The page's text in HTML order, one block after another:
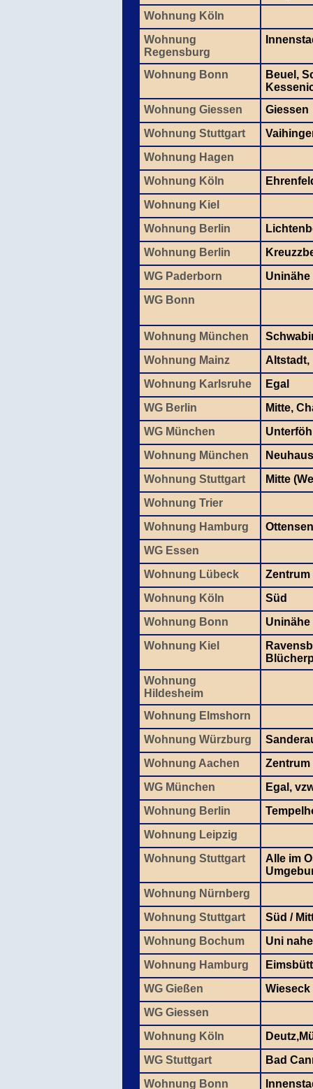
Wohnung Köln
Wohnung
Regensburg
Wohnung Bonn
Beuel,
Wohnung Giessen
Giessen
Wohnung Stuttgart
Wohnung Hagen
Wohnung Köln
Wohnung Kiel
Wohnung Berlin
Wohnung Berlin
WG Paderborn
Uninähe
WG Bonn
Wohnung München
Wohnung Mainz
Altstadt,
Wohnung Karlsruhe
Egal
WG Berlin
Mitte,
WG München
Wohnung München
Wohnung Stuttgart
Mitte
Wohnung Trier
Wohnung Hamburg
Ottensen
WG Essen
Wohnung Lübeck
Zentrum
Wohnung Köln
Süd
Wohnung Bonn
Uninähe
Wohnung Kiel
Wohnung
Hildesheim
Wohnung Elmshorn
Wohnung Würzburg
Wohnung Aachen
Zentrum
WG München
Egal,
Wohnung Berlin
Wohnung Leipzig
Wohnung Stuttgart
Alle im
Wohnung Nürnberg
Wohnung Stuttgart
Süd /
Wohnung Bochum
Uni nahe
Wohnung Hamburg
WG Gießen
Wieseck
WG Giessen
Wohnung Köln
WG Stuttgart
Bad
Wohnung Bonn